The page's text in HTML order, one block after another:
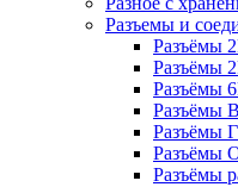
Разъемы и
Разъёмы
Разъёмы
Разъёмы
Разъёмы
Разъёмы
Разъёмы